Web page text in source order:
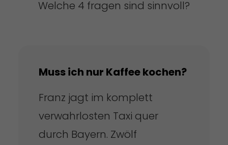
Welche 4 fragen sind sinnvoll?
Muss ich nur Kaffee kochen?
Franz jagt im komplett
verwahrlosten Taxi quer
durch Bayern. Zwölf